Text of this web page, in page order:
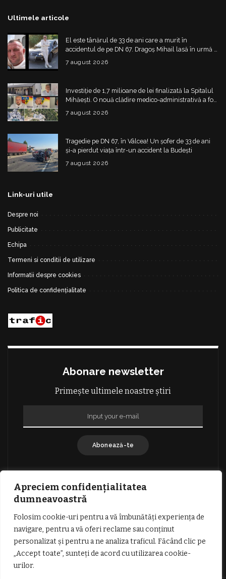
Apreciem confidențialitatea
dumneavoastră
Folosim cookie-uri pentru a vă îmbunătăți experiența de
navigare, pentru a vă oferi reclame sau conținut
personalizat și pentru a ne analiza traficul. Făcând clic pe
„Accept toate”, sunteți de acord cu utilizarea cookie-
urilor.
Ultimele articole
El este tânărul de 33 de ani care a murit în
accidentul de pe DN 67. Dragoș Mihail lasă în urmă o
7 august 2026
Investiție de 1,7 milioane de lei finalizată la Spitalul
Mihăești. O nouă clădire medico-administrativă a fost
construită
7 august 2026
Tragedie pe DN 67, în Vâlcea! Un șofer de 33 de ani
și-a pierdut viața într-un accident la Budești
7 august 2026
Link-uri utile
Despre noi
Publicitate
Echipa
Termeni si conditii de utilizare
Informatii despre cookies
Politica de confidențialitate
Abonare newsletter
Primește ultimele noastre știri
Abonează-te
TERMENI SI CONDITII DE UTILIZARE
INFORMATII DESPRE COOKIES
DESPRE NOI
PUBLICITATE